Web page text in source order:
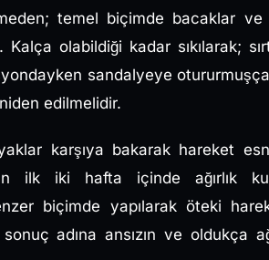
temel biçimde bacaklar ve
olabildiği kadar sıkılarak;
sandalyeye
edilmelidir.
karşıya bakarak hareket
ilk iki hafta içinde ağırlık
biçimde yapılarak öteki
sonuç adına ansızın ve oldukça